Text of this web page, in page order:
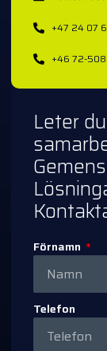
+47 24 07
+46 72-
Leter
Förnamn
Telefon